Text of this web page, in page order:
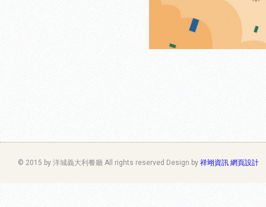
© 2015 by 洋城義大利餐廳 All rights reserved Design by 祥翊資訊 網頁設計